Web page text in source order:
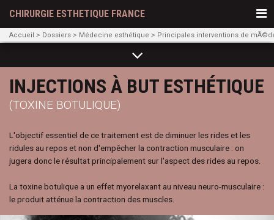
CHIRURGIE ESTHETIQUE FRANCE
Accueil Dossiers Médecine esthétique Principales interventions de
INJECTIONS À BUT ESTHÉTIQUE
(TOXINE BOTULIQUE)
L'objectif essentiel de ce traitement est de diminuer les rides et les
ridules au repos et non d'empêcher la contraction musculaire : on
jugera donc le résultat principalement sur l'aspect des rides au repos.
La toxine botulique a un effet myorelaxant au niveau neuro-musculaire :
le produit atténue la contraction des muscles.